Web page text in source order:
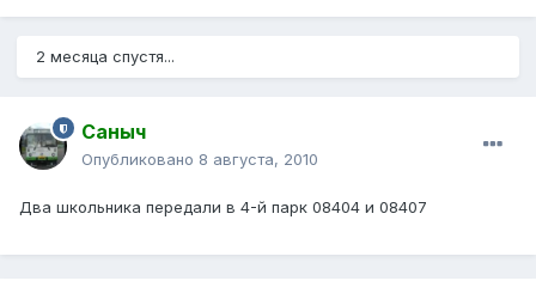
2 месяца спустя...
Саныч
Опубликовано 8 августа, 2010
Два школьника передали в 4-й парк 08404 и 08407